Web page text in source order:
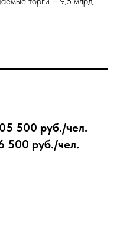
500 руб./чел.
500 руб./чел.